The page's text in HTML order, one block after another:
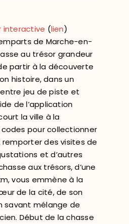
interactive (lien)
de Marche-en-
au trésor grandeur
partir à la découverte
histoire, dans un
jeu de piste et
de l’application
la ville à la
pour collectionner
des visites de
et d’autres
aux trésors, d’une
vous emmène à la
de la cité, de son
savant mélange de
Début de la chasse